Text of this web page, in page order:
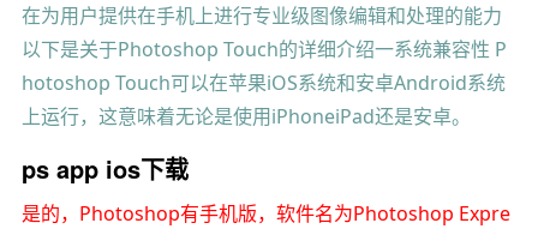
在为用户提供在手机上进行专业级图像编辑和处理的能力
以下是关于Photoshop Touch的详细介绍一系统兼容性 P
hotoshop Touch可以在苹果iOS系统和安卓Android系统
上运行，这意味着无论是使用iPhoneiPad还是安卓。
ps app ios下载
是的，Photoshop有手机版，软件名为Photoshop Expre